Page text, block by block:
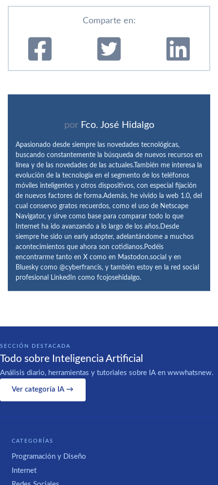
Comparte en:
por Fco. José Hidalgo
Apasionado desde siempre las novedades tecnológicas,
buscando constantemente la búsqueda de nuevos recursos en
línea y de las novedades de las actuales.También me interesa la
evolución de la tecnología en el segmento de los teléfonos
móviles inteligentes y otros dispositivos, con especial fijación
de nuevos factores de forma.Además, he vivido la web 1.0, del
cual conservo gratos recuerdos, como el uso de Netscape
Navigator, y sirve como base para comparar todo lo que
Internet ha ido avanzando a lo largo de los años.Desde
siempre he sido un early adopter, adelantándome a muchos
acontecimientos que ahora son cotidianos.Podéis
encontrarme tanto en X como en Mastodon.social y en
Bluesky como @cyberfrancis, y también estoy en la red social
profesional LinkedIn como fcojosehidalgo.
SECCIÓN DESTACADA
Todo sobre Inteligencia Artificial
Análisis diario, herramientas y tutoriales sobre IA en wwwhatsnew.
Ver categoría IA →
CATEGORÍAS
Programación y Diseño
Internet